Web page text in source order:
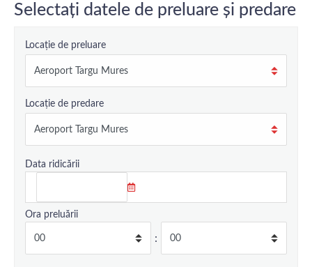
Selectați datele de preluare și predare
Locație de preluare
Locație de predare
Data ridicării
Ora preluării
: